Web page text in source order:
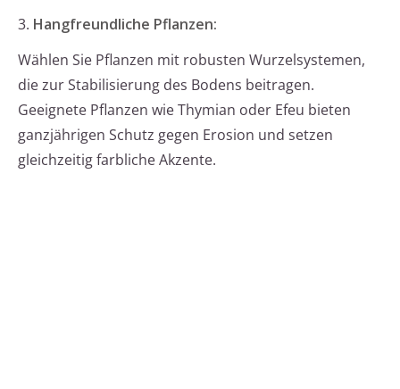
3. Hangfreundliche Pflanzen:
Wählen Sie Pflanzen mit robusten Wurzelsystemen,
die zur Stabilisierung des Bodens beitragen.
Geeignete Pflanzen wie Thymian oder Efeu bieten
ganzjährigen Schutz gegen Erosion und setzen
gleichzeitig farbliche Akzente.